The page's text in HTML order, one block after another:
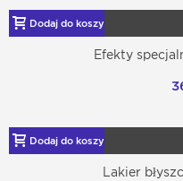
Dodaj do koszyka
Efekty
Dodaj do koszyka
Lakier